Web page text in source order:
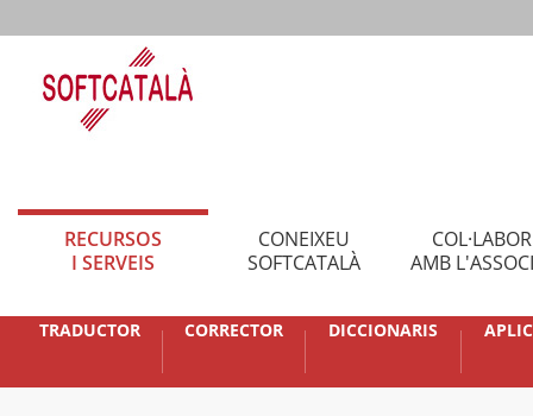
RECURSOS
I SERVEIS
CONEIXEU
SOFTCATALÀ
AMB
TRADUCTOR CORRECTOR DICCIONARIS